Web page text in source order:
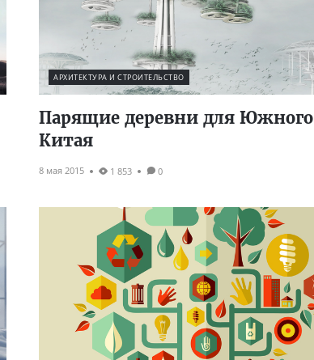
АРХИТЕКТУРА И СТРОИТЕЛЬСТВО
Парящие деревни для Южного
Китая
8 мая 2015 1 853 0